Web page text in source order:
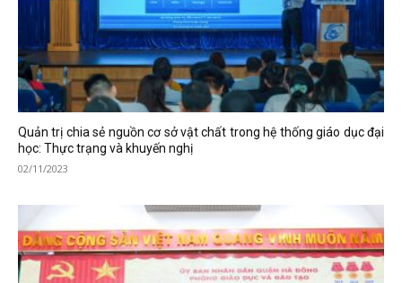
Quản trị chia sẻ nguồn cơ sở vật chất trong hệ thống giáo dục đại
học: Thực trạng và khuyến nghị
02/11/2023